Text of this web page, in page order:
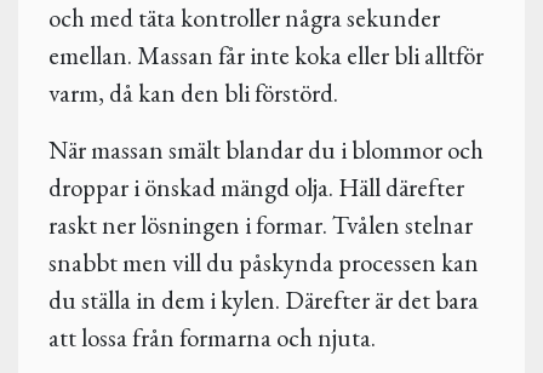
och med täta kontroller några sekunder
emellan. Massan får inte koka eller bli alltför
varm, då kan den bli förstörd.
När massan smält blandar du i blommor och
droppar i önskad mängd olja. Häll därefter
raskt ner lösningen i formar. Tvålen stelnar
snabbt men vill du påskynda processen kan
du ställa in dem i kylen. Därefter är det bara
att lossa från formarna och njuta.